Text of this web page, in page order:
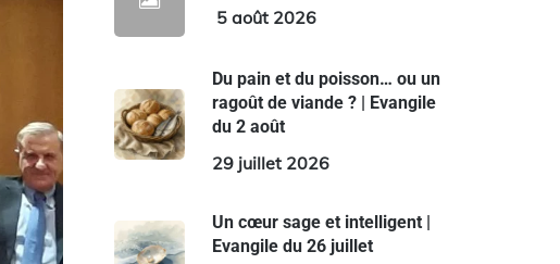
5 août 2026
Du pain et du poisson… ou un
ragoût de viande ? | Evangile
du 2 août
29 juillet 2026
Un cœur sage et intelligent |
Evangile du 26 juillet